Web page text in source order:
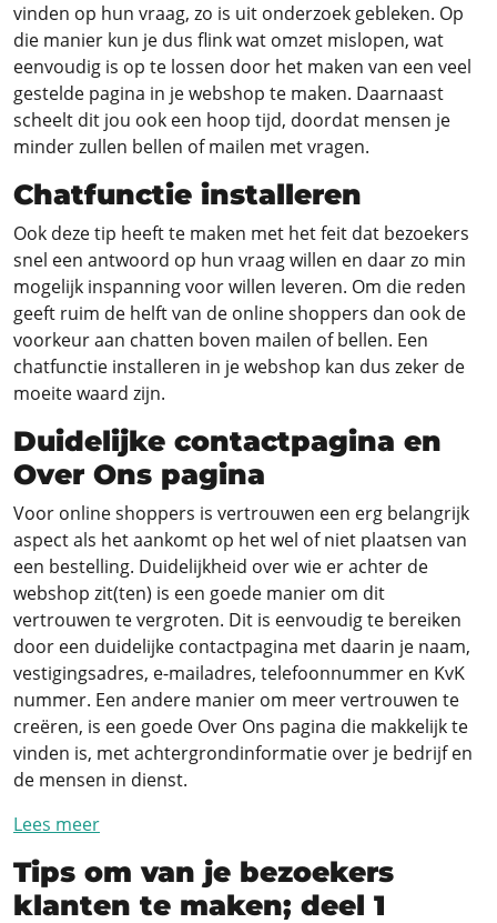
vinden op hun vraag, zo is uit onderzoek gebleken. Op
die manier kun je dus flink wat omzet mislopen, wat
eenvoudig is op te lossen door het maken van een veel
gestelde pagina in je webshop te maken. Daarnaast
scheelt dit jou ook een hoop tijd, doordat mensen je
minder zullen bellen of mailen met vragen.
Chatfunctie installeren
Ook deze tip heeft te maken met het feit dat bezoekers
snel een antwoord op hun vraag willen en daar zo min
mogelijk inspanning voor willen leveren. Om die reden
geeft ruim de helft van de online shoppers dan ook de
voorkeur aan chatten boven mailen of bellen. Een
chatfunctie installeren in je webshop kan dus zeker de
moeite waard zijn.
Duidelijke contactpagina en
Over Ons pagina
Voor online shoppers is vertrouwen een erg belangrijk
aspect als het aankomt op het wel of niet plaatsen van
een bestelling. Duidelijkheid over wie er achter de
webshop zit(ten) is een goede manier om dit
vertrouwen te vergroten. Dit is eenvoudig te bereiken
door een duidelijke contactpagina met daarin je naam,
vestigingsadres, e-mailadres, telefoonnummer en KvK
nummer. Een andere manier om meer vertrouwen te
creëren, is een goede Over Ons pagina die makkelijk te
vinden is, met achtergrondinformatie over je bedrijf en
de mensen in dienst.
Lees meer
Tips om van je bezoekers
klanten te maken; deel 1